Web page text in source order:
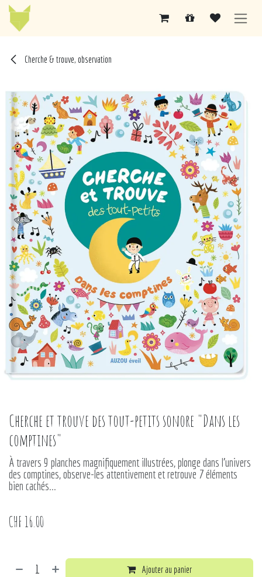
Se rendre au contenu
Cherche & trouve, observation
Cherche et trouve des tout-petits sonore "Dans les
comptines"
À travers 9 planches magnifiquement illustrées, plonge dans l'univers
des comptines, observe-les attentivement et retrouve 7 éléments
bien cachés...
CHF 16.00
Ajouter au panier